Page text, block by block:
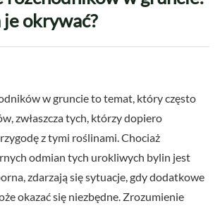
okrywać?
w gruncie to temat, który często
zwłaszcza tych, którzy dopiero
z tymi roślinami. Chociaż
odmian tych urokliwych bylin jest
zdarzają się sytuacje, gdy dodatkowe
okazać się niezbędne. Zrozumienie